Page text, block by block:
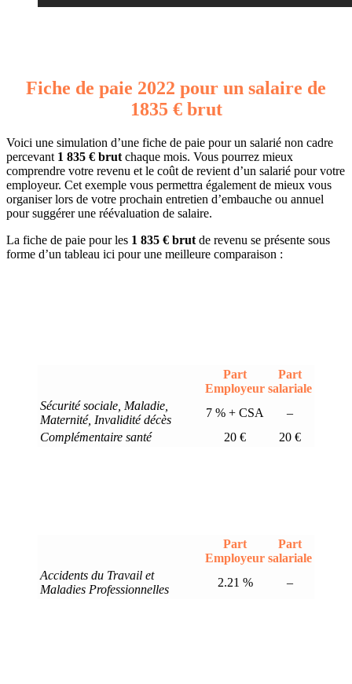
Fiche de paie 2022 pour un salaire de
1835 € brut
Voici une simulation d’une fiche de paie pour un salarié non cadre
percevant 1 835 € brut chaque mois. Vous pourrez mieux
comprendre votre revenu et le coût de revient d’un salarié pour votre
employeur. Cet exemple vous permettra également de mieux vous
organiser lors de votre prochain entretien d’embauche ou annuel
pour suggérer une réévaluation de salaire.
La fiche de paie pour les 1 835 € brut de revenu se présente sous
forme d’un tableau ici pour une meilleure comparaison :
Part
Employeur
Part
salariale
Sécurité sociale, Maladie,
Maternité, Invalidité décès
7 % + CSA
–
Complémentaire santé
20 € 20 €
Part
Employeur
Part
salariale
Accidents du Travail et
Maladies Professionnelles
2.21 % –